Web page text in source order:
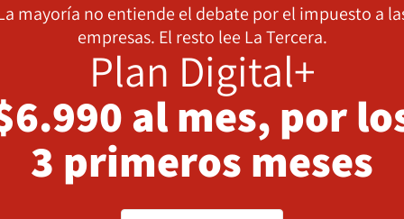
mayoría no entiende el debate por el impuesto a
empresas. El resto lee La Tercera.
Plan Digital+
al mes, por
3 primeros meses